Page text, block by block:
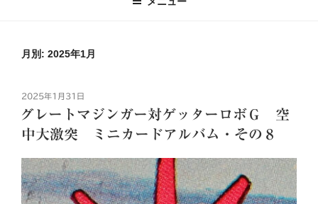
月別: 2025年1月
投
稿
日:
2025年1月31日
グレートマジンガー対ゲッターロボＧ 空
中大激突 ミニカードアルバム・その８